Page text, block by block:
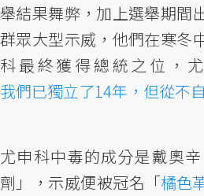
舉結果舞弊，加上選舉期間
群眾大型示威，他們在寒冬
科最終獲得總統之位，
我們已獨立了14年，但從不
尤申科中毒的成分是戴奧
劑」，示威便被冠名「橘色